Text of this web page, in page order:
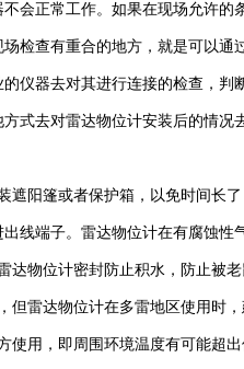
会正常工作。如果在现场允许
检查有重合的地方，就是可以
仪器去对其进行连接的检查，判
式去对雷达物位计安装后的情况
遮阳篷或者保护箱，以免时间长
线端子。雷达物位计在有腐蚀性
达物位计密封防止积水，防止被老
但雷达物位计在多雷地区使用时
使用，即周围环境温度有可能超